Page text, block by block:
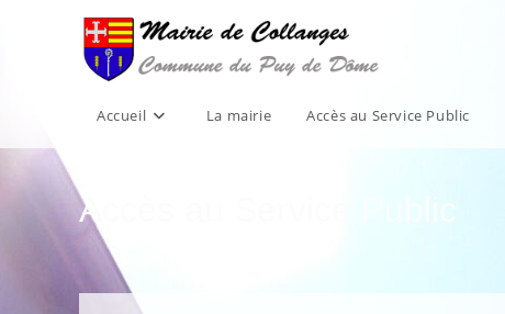
Accueil La mairie Accès au Service Public
Accès au Service Public